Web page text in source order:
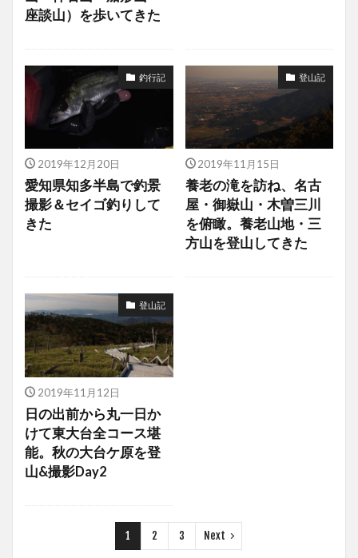
座談山）を歩いてきた
釣行記
2019年12月20日
愛知県知多半島で釣景
撮影＆セイゴ釣りして
きた
登山記
2019年11月15日
養老の滝を訪ね、名古
屋・御嶽山・木曽三川
を俯瞰。養老山地・三
方山を登山してきた
登山記
2019年11月12日
日の出前から丸一日か
けて東大台全コース堪
能。秋の大台ケ原を登
山&撮影Day2
1 2 3 Next